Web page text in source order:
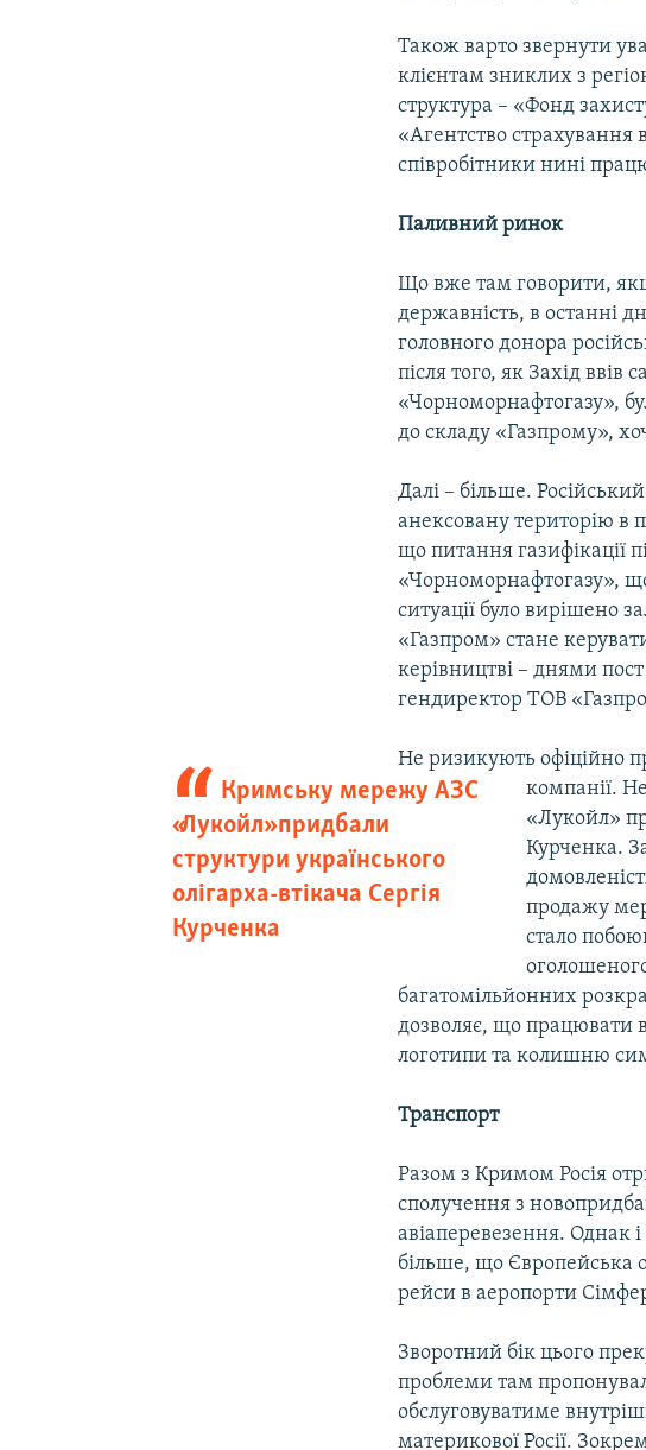
Також варто звернути
клієнтам зниклих з
структура – «Фонд
«Агентство страхування
співробітники нині
Паливний ринок
Що вже там говорити,
державність, в останні
головного донора
після того, як Захід ввів
«Чорноморнафтогазу»,
до складу «Газпрому»,
Далі – більше.
анексовану територію в
що питання газифікації
«Чорноморнафтогазу»,
ситуації було вирішено
«Газпром» стане
керівництві – днями
гендиректор ТОВ
Не ризикують офіційно
Кримську мережу АЗС
«Лукойл» придбали
структури українського
олігарха-втікача Сергія
Курченка
компанії.
«Лукойл»
Курченка.
продажу
стало
багатомільйонних
дозволяє, що працювати
логотипи та колишню
Транспорт
Разом з Кримом Росія
сполучення з
авіаперевезення. Однак
більше, що Європейська
рейси в аеропорти
Зворотний бік цього
проблеми там
обслуговуватиме
материкової Росії.